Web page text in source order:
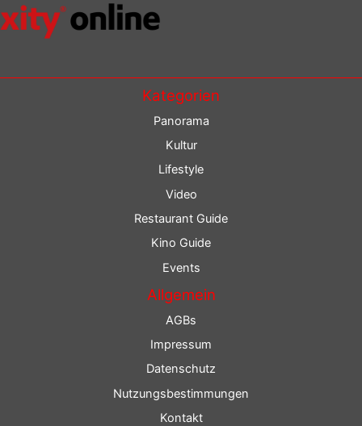
Kategorien
Panorama
Kultur
Lifestyle
Video
Restaurant Guide
Kino Guide
Events
Allgemein
AGBs
Impressum
Datenschutz
Nutzungsbestimmungen
Kontakt